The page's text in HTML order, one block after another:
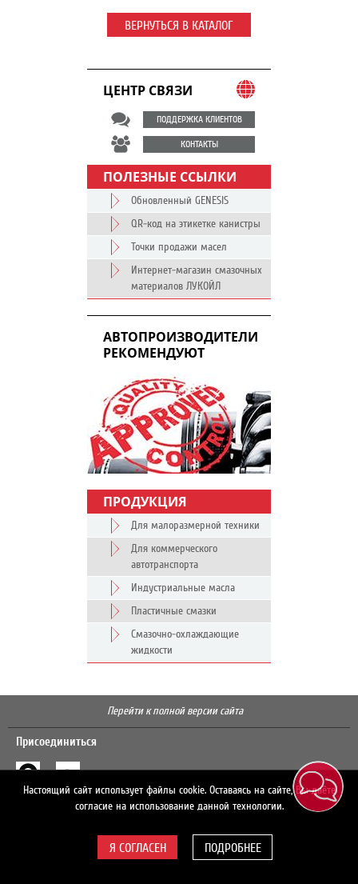
ВЕРНУТЬСЯ В КАТАЛОГ
ЦЕНТР СВЯЗИ
ПОДДЕРЖКА КЛИЕНТОВ
КОНТАКТЫ
ПОЛЕЗНЫЕ ССЫЛКИ
Обновленный GENESIS
QR-код на этикетке канистры
Точки продажи масел
Интернет-магазин смазочных
материалов ЛУКОЙЛ
АВТОПРОИЗВОДИТЕЛИ
РЕКОМЕНДУЮТ
ПРОДУКЦИЯ
Для малоразмерной техники
Для коммерческого
автотранспорта
Индустриальные масла
Пластичные смазки
Смазочно-охлаждающие
жидкости
Перейти к полной версии сайта
Присоединиться
Настоящий сайт использует файлы cookie. Оставаясь на сайте, Вы даёте
согласие на использование данной технологии.
ПОДРОБНЕЕ